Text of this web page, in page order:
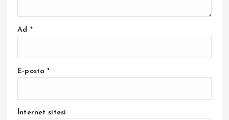
Ad *
E-posta*
İnternet sitesi